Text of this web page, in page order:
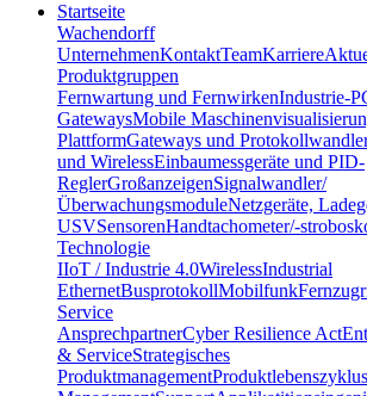
Startseite
Wachendorff
UnternehmenKontaktTeamKarriere
Produktgruppen
Fernwartung und FernwirkenIndustrie-
GatewaysMobile
PlattformGateways und
und WirelessEinbaumessgeräte und PID-
ReglerGroßanzeigenSignalwandler/
ÜberwachungsmoduleNetzgeräte,
USVSensorenHandtachometer/-
Technologie
IIoT / Industrie 4.0WirelessIndustrial
EthernetBusprotokollMobilfunk
Service
AnsprechpartnerCyber Resilience Act
& ServiceStrategisches
Produktmanagement